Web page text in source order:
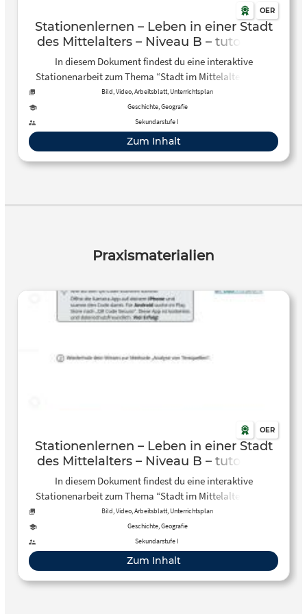
OER
Stationenlernen – Leben in einer Stadt
des Mittelalters – Niveau B – tutory.de
In diesem Dokument findest du eine interaktive
Stationenarbeit zum Thema “Stadt im Mittelalter”. Über
QR-Codes sind kleine Quizzes, Videos und Links
eingebunden. In EInzel- und Partnerarbeit wird hier der
Aufbau erarbeitet. In der zweiten Station geht es um die
Zünfte und zum Schluss um die Gesellschaft.
Bild, Video, Arbeitsblatt, Unterrichtsplan
Geschichte, Geografie
Sekundarstufe I
Zum Inhalt
Praxismaterialien
OER
Stationenlernen – Leben in einer Stadt
des Mittelalters – Niveau B – tutory.de
In diesem Dokument findest du eine interaktive
Stationenarbeit zum Thema “Stadt im Mittelalter”. Über
QR-Codes sind kleine Quizzes, Videos und Links
eingebunden. In EInzel- und Partnerarbeit wird hier der
Aufbau erarbeitet. In der zweiten Station geht es um die
Zünfte und zum Schluss um die Gesellschaft.
Bild, Video, Arbeitsblatt, Unterrichtsplan
Geschichte, Geografie
Sekundarstufe I
Zum Inhalt